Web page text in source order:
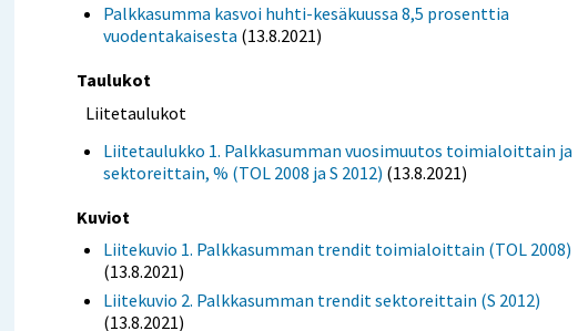
Palkkasumma kasvoi huhti-kesäkuussa 8,5 prosenttia
vuodentakaisesta (13.8.2021)
Taulukot
Liitetaulukot
Liitetaulukko 1. Palkkasumman vuosimuutos toimialoittain ja
sektoreittain, % (TOL 2008 ja S 2012) (13.8.2021)
Kuviot
Liitekuvio 1. Palkkasumman trendit toimialoittain (TOL 2008)
(13.8.2021)
Liitekuvio 2. Palkkasumman trendit sektoreittain (S 2012)
(13.8.2021)